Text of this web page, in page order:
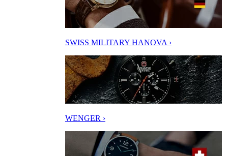
SWISS MILITARY HANOVA ›
WENGER ›